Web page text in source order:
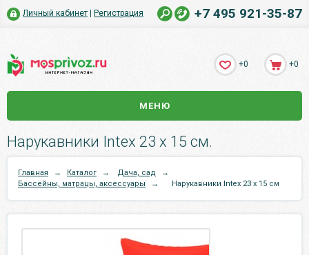
Личный кабинет Регистрация +7 495 921-35-87
+0 +0
МЕНЮ
Нарукавники Intex 23 x 15 см.
Главная → Каталог → Дача, сад
→
Бассейны, матрацы, аксессуары
→ Нарукавники Intex 23 x 15 см